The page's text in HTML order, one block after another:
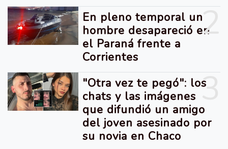
2
En pleno temporal un
hombre desapareció en
el Paraná frente a
Corrientes
3
"Otra vez te pegó": los
chats y las imágenes
que difundió un amigo
del joven asesinado por
su novia en Chaco